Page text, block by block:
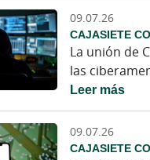
09.07.26
CAJASIETE
La unión de
las
Leer más
09.07.26
CAJASIETE